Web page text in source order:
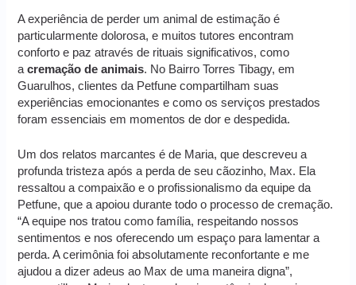
A experiência de perder um animal de estimação é
particularmente dolorosa, e muitos tutores encontram
conforto e paz através de rituais significativos, como
acremação de animais. No Bairro Torres Tibagy, em
Guarulhos, clientes da Petfune compartilham suas
experiências emocionantes e como os serviços prestados
foram essenciais em momentos de dor e despedida.
Um dos relatos marcantes é de Maria, que descreveu a
profunda tristeza após a perda de seu cãozinho, Max. Ela
ressaltou a compaixão e o profissionalismo da equipe da
Petfune, que a apoiou durante todo o processo de cremação.
“A equipe nos tratou como família, respeitando nossos
sentimentos e nos oferecendo um espaço para lamentar a
perda. A cerimônia foi absolutamente reconfortante e me
ajudou a dizer adeus ao Max de uma maneira digna”,